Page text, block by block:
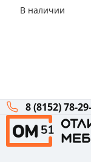
В наличии
8 (8152) 78-